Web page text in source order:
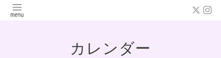
カレンダー